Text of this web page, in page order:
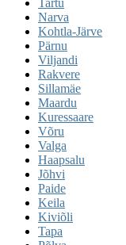
Narva
Kohtla-Järve
Pärnu
Viljandi
Rakvere
Sillamäe
Maardu
Kuressaare
Võru
Valga
Haapsalu
Jõhvi
Paide
Keila
Kiviõli
Tapa